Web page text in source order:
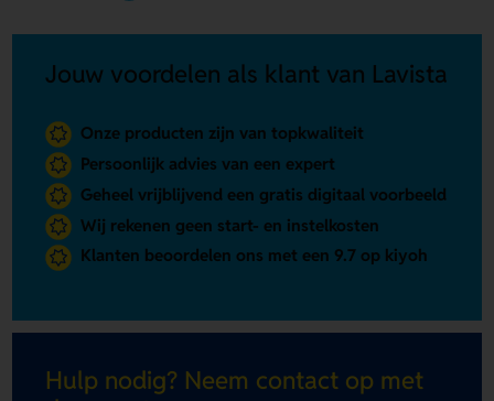
Jouw voordelen als klant van Lavista
Onze producten zijn van topkwaliteit
Persoonlijk advies van een expert
Geheel vrijblijvend een gratis digitaal voorbeeld
Wij rekenen geen start- en instelkosten
Klanten beoordelen ons met een 9.7 op kiyoh
Hulp nodig? Neem contact op met